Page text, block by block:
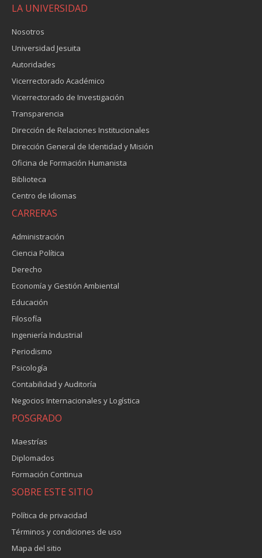
LA UNIVERSIDAD
Nosotros
Universidad Jesuita
Autoridades
Vicerrectorado Académico
Vicerrectorado de Investigación
Transparencia
Dirección de Relaciones Institucionales
Dirección General de Identidad y Misión
Oficina de Formación Humanista
Biblioteca
Centro de Idiomas
CARRERAS
Administración
Ciencia Política
Derecho
Economía y Gestión Ambiental
Educación
Filosofía
Ingeniería Industrial
Periodismo
Psicología
Contabilidad y Auditoría
Negocios Internacionales y Logística
POSGRADO
Maestrías
Diplomados
Formación Continua
SOBRE ESTE SITIO
Política de privacidad
Términos y condiciones de uso
Mapa del sitio